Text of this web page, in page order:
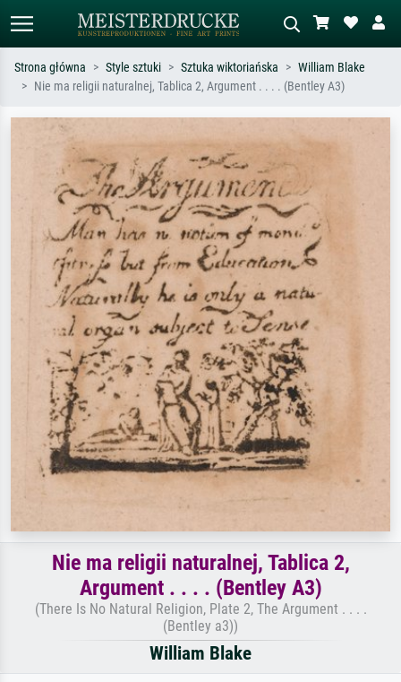
Szukaj wg artysty, tytułu lub stylu – np.
Monet, Gwiaździsta noc,
impresjonizm, fala Hokusaia, akt.
abstrakcja z czerwienią, ciemny olej,
stojący akt obok drzewa.
Strona główna Style sztuki Sztuka wiktoriańska
William Blake
Nie ma religii naturalnej, Tablica 2, Argument . . . . (Bentley A3)
Nie ma religii naturalnej, Tablica 2,
Argument . . . . (Bentley A3)
(There Is No Natural Religion, Plate 2, The Argument . . . .
(Bentley a3))
William Blake